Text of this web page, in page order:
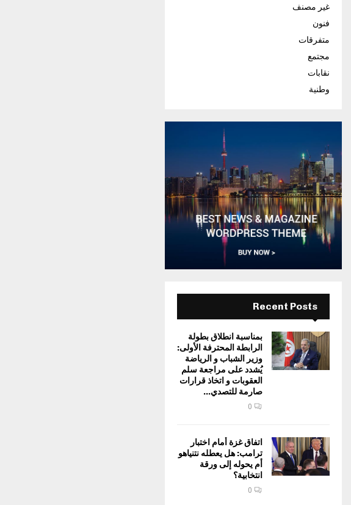
غير مصنف
فنون
متفرقات
مجتمع
نقابات
وطنية
Recent Posts
بمناسبة انطلاق بطولة
الرابطة المحترفة الأولى:
وزير الشباب و الرياضة
يُشدد على مراجعة سلم
العقوبات و اتخاذ قرارات
صارمة للتصدي...
0
اتفاق غزة أمام اختبار
ترامب: هل يعطله نتنياهو
أم يحوله إلى ورقة
انتخابية؟
0